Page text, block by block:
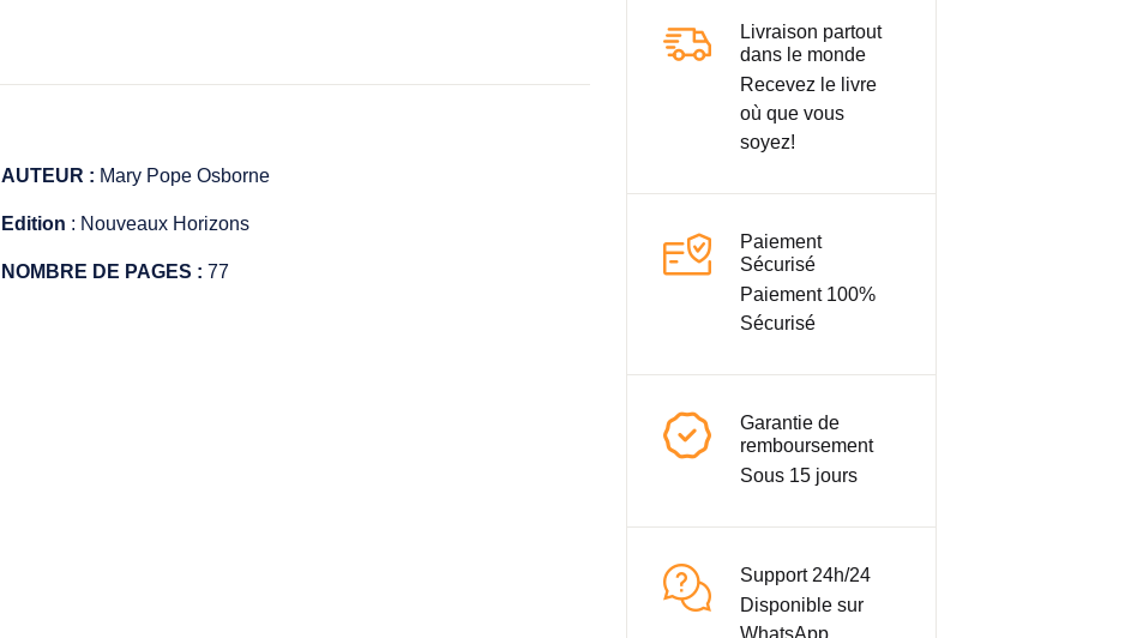
AUTEUR : Mary Pope Osborne
Edition : Nouveaux Horizons
NOMBRE DE PAGES : 77
Livraison partout
dans le monde
Recevez le livre
où que vous
soyez!
Paiement
Sécurisé
Paiement 100%
Sécurisé
Garantie de
remboursement
Sous 15 jours
Support 24h/24
Disponible sur
WhatsApp